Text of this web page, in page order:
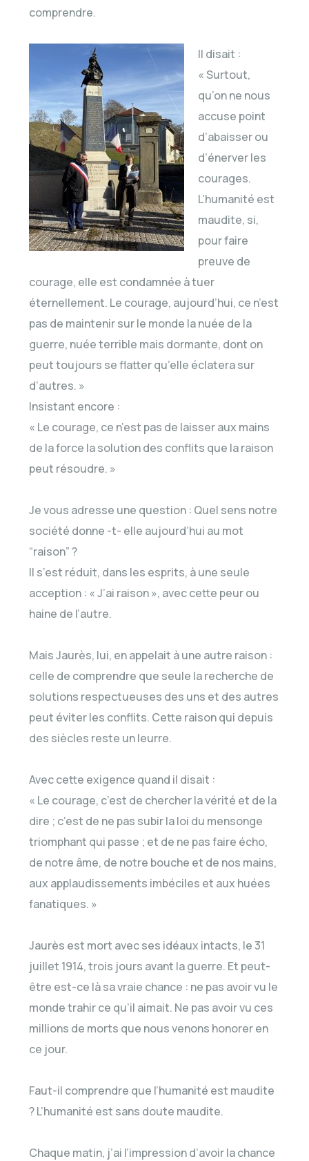
comprendre.
Il disait :
« Surtout,
qu’on ne nous
accuse point
d’abaisser ou
d’énerver les
courages.
L’humanité est
maudite, si,
pour faire
preuve de
courage, elle est condamnée à tuer
éternellement. Le courage, aujourd’hui, ce n’est
pas de maintenir sur le monde la nuée de la
guerre, nuée terrible mais dormante, dont on
peut toujours se flatter qu’elle éclatera sur
d’autres. »
Insistant encore :
« Le courage, ce n’est pas de laisser aux mains
de la force la solution des conflits que la raison
peut résoudre. »
Je vous adresse une question : Quel sens notre
société donne -t- elle aujourd’hui au mot
“raison” ?
Il s’est réduit, dans les esprits, à une seule
acception : « J’ai raison », avec cette peur ou
haine de l’autre.
Mais Jaurès, lui, en appelait à une autre raison :
celle de comprendre que seule la recherche de
solutions respectueuses des uns et des autres
peut éviter les conflits. Cette raison qui depuis
des siècles reste un leurre.
Avec cette exigence quand il disait :
« Le courage, c’est de chercher la vérité et de la
dire ; c’est de ne pas subir la loi du mensonge
triomphant qui passe ; et de ne pas faire écho,
de notre âme, de notre bouche et de nos mains,
aux applaudissements imbéciles et aux huées
fanatiques. »
Jaurès est mort avec ses idéaux intacts, le 31
juillet 1914, trois jours avant la guerre. Et peut-
être est-ce là sa vraie chance : ne pas avoir vu le
monde trahir ce qu’il aimait. Ne pas avoir vu ces
millions de morts que nous venons honorer en
ce jour.
Faut-il comprendre que l’humanité est maudite
? L’humanité est sans doute maudite.
Chaque matin, j’ai l’impression d’avoir la chance